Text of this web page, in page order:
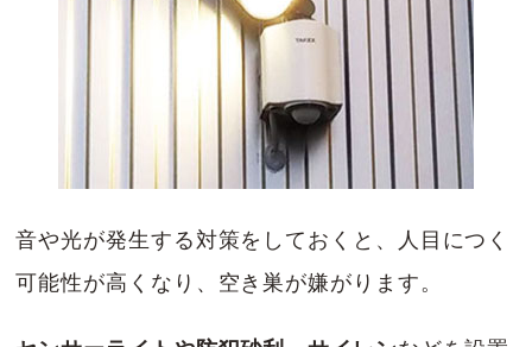
音や光が発生する対策をしておくと、人目につく
可能性が高くなり、空き巣が嫌がります。